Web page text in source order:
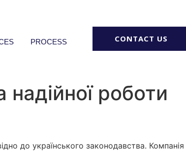
PROCESS CONTACT US
надійної роботи
до українського законодавства.